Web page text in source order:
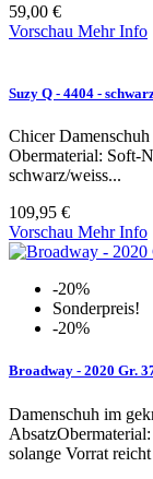
59,00 €
Vorschau Mehr Info
Suzy Q - 4404 -
Chicer
Obermaterial: Soft-
schwarz/weiss...
109,95 €
Vorschau Mehr Info
-20%
Sonderpreis!
-20%
Broadway - 2020 Gr.
Damenschuh im
solange Vorrat reicht